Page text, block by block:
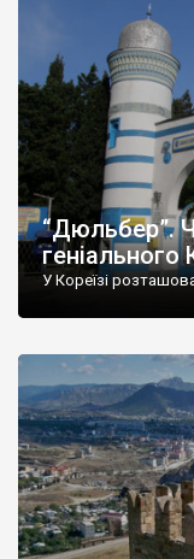
“Дюльбер”.
геніального
У Кореїзі